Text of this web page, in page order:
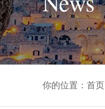
你的位置： 首页